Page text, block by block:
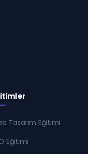
Tasarım Eğitimi
Eğitimi